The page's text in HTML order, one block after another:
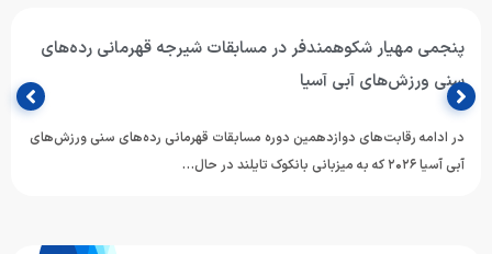
پنجمی مهیار شکوهمندفر در مسابقات شیرجه قهرمانی رده‌های
سنی ورزش‌های آبی آسیا
در ادامه رقابت‌های دوازدهمین دوره مسابقات قهرمانی رده‌های سنی ورزش‌های
آبی آسیا ۲۰۲۶ که به میزبانی بانکوک تایلند در حال…